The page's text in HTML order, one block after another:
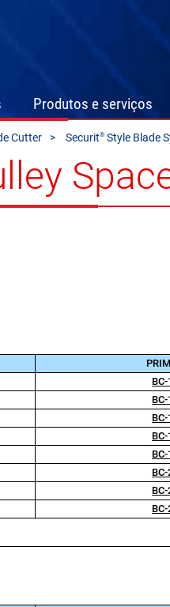
Produtos e serviços
Cutter Securit® Style Blade